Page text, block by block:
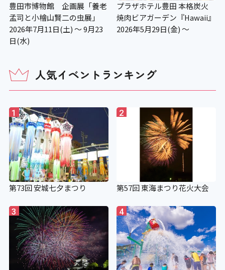
豊田市博物館 企画展「養老
孟司と小檜山賢二の虫展」
2026年7月11日(土) ～ 9月23
日(水)
プラザホテル豊田 本格炭火
焼肉ビアガーデン『Hawaii』
2026年5月29日(金) ～
人気イベントランキング
1
第73回 安城七夕まつり
2
第57回 東海まつり花火大会
3 4